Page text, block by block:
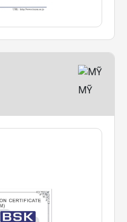
MỸ